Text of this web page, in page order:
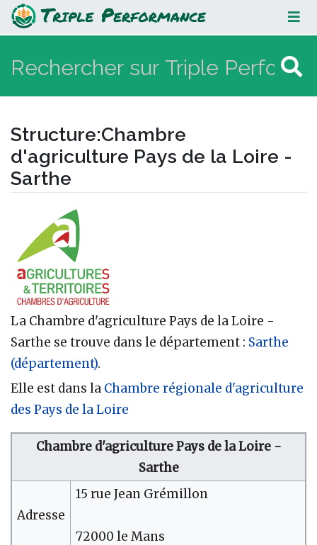
Chambre d'agriculture Pays de la
Loire - Sarthe
Structure:Chambre
d'agriculture Pays de la Loire -
Sarthe
navigation
La Chambre d'agriculture Pays de la Loire -
Sarthe se trouve dans le département : Sarthe
(département).
Elle est dans la Chambre régionale d'agriculture
des Pays de la Loire
Chambre d'agriculture Pays de la Loire -
Sarthe
Adresse
15 rue Jean Grémillon
72000 le Mans